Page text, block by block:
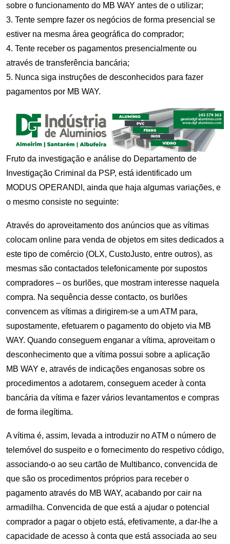
sobre o funcionamento do MB WAY antes de o utilizar;
3. Tente sempre fazer os negócios de forma presencial se
estiver na mesma área geográfica do comprador;
4. Tente receber os pagamentos presencialmente ou
através de transferência bancária;
5. Nunca siga instruções de desconhecidos para fazer
pagamentos por MB WAY.
Fruto da investigação e análise do Departamento de
Investigação Criminal da PSP, está identificado um
MODUS OPERANDI, ainda que haja algumas variações, e
o mesmo consiste no seguinte:
Através do aproveitamento dos anúncios que as vítimas
colocam online para venda de objetos em sites dedicados a
este tipo de comércio (OLX, CustoJusto, entre outros), as
mesmas são contactados telefonicamente por supostos
compradores – os burlões, que mostram interesse naquela
compra. Na sequência desse contacto, os burlões
convencem as vítimas a dirigirem-se a um ATM para,
supostamente, efetuarem o pagamento do objeto via MB
WAY. Quando conseguem enganar a vítima, aproveitam o
desconhecimento que a vítima possui sobre a aplicação
MB WAY e, através de indicações enganosas sobre os
procedimentos a adotarem, conseguem aceder à conta
bancária da vítima e fazer vários levantamentos e compras
de forma ilegítima.
A vítima é, assim, levada a introduzir no ATM o número de
telemóvel do suspeito e o fornecimento do respetivo código,
associando-o ao seu cartão de Multibanco, convencida de
que são os procedimentos próprios para receber o
pagamento através do MB WAY, acabando por cair na
armadilha. Convencida de que está a ajudar o potencial
comprador a pagar o objeto está, efetivamente, a dar-lhe a
capacidade de acesso à conta que está associada ao seu